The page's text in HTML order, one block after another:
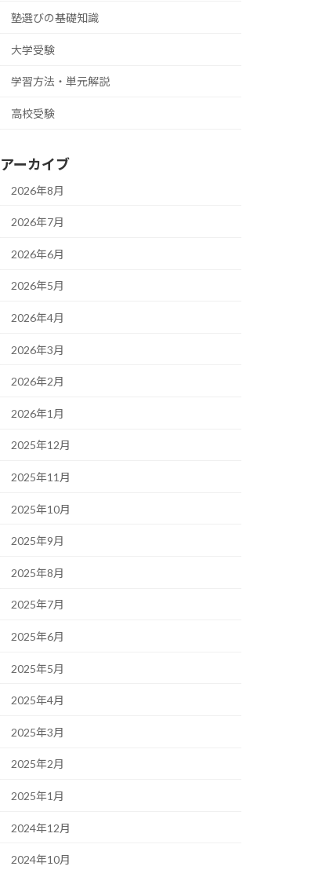
塾選びの基礎知識
大学受験
学習方法・単元解説
高校受験
アーカイブ
2026年8月
2026年7月
2026年6月
2026年5月
2026年4月
2026年3月
2026年2月
2026年1月
2025年12月
2025年11月
2025年10月
2025年9月
2025年8月
2025年7月
2025年6月
2025年5月
2025年4月
2025年3月
2025年2月
2025年1月
2024年12月
2024年10月